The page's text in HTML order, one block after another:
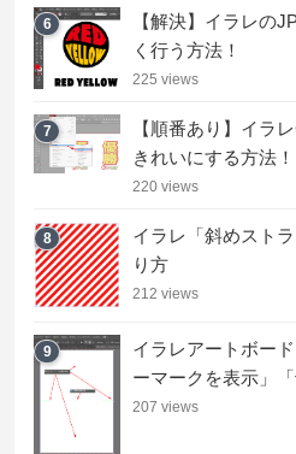
6
【解決】イラレの
く行う方法！
225 views
7
【順番あり】イラ
きれいにする方法！
220 views
8
イラレ「斜めスト
り方
212 views
9
イラレアートボー
ーマークを表示」
207 views